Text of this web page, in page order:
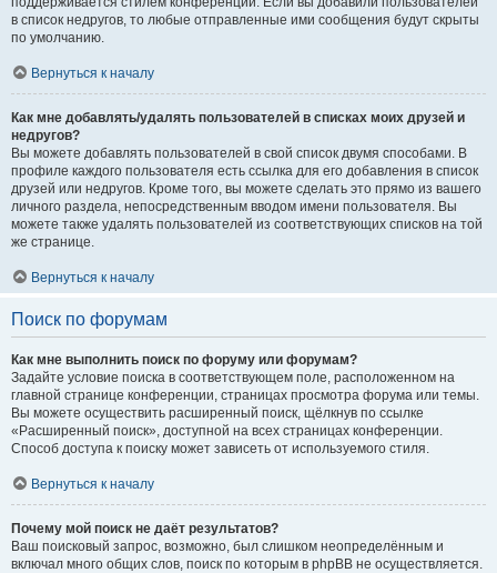
в список недругов, то любые отправленные ими сообщения будут скрыты
по умолчанию.
Вернуться к началу
Как мне добавлять/удалять пользователей в списках моих друзей и
недругов?
Вы можете добавлять пользователей в свой список двумя способами. В
профиле каждого пользователя есть ссылка для его добавления в список
друзей или недругов. Кроме того, вы можете сделать это прямо из вашего
личного раздела, непосредственным вводом имени пользователя. Вы
можете также удалять пользователей из соответствующих списков на той
же странице.
Вернуться к началу
Поиск по форумам
Как мне выполнить поиск по форуму или форумам?
Задайте условие поиска в соответствующем поле, расположенном на
главной странице конференции, страницах просмотра форума или темы.
Вы можете осуществить расширенный поиск, щёлкнув по ссылке
«Расширенный поиск», доступной на всех страницах конференции.
Способ доступа к поиску может зависеть от используемого стиля.
Вернуться к началу
Почему мой поиск не даёт результатов?
Ваш поисковый запрос, возможно, был слишком неопределённым и
включал много общих слов, поиск по которым в phpBB не осуществляется.